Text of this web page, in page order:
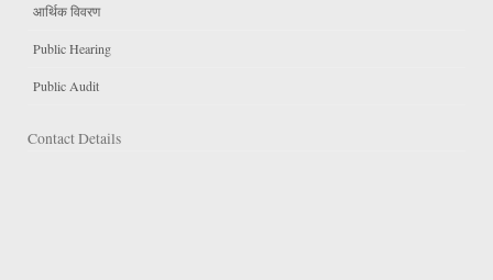
आर्थिक विवरण
Public Hearing
Public Audit
Contact Details